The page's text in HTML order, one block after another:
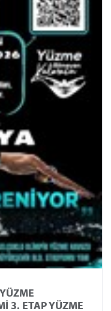
3. ETAP YÜZME